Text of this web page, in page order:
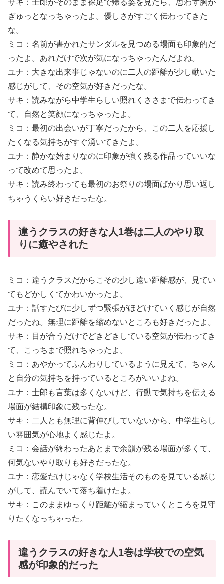
ぎゅっとなっちゃったよ。優しさがすごく伝わってきた
な。
ミコ：名前が書かれたサンダルを見つめる場面も印象的だ
ったよ。あれだけで次が気になっちゃったんだよね。
ユナ：大きな出来事じゃないのに二人の距離が少し動いた
感じがして、その空気が好きだったな。
サキ：読みながら中学生らしい照れくささまで伝わってき
て、自然と笑顔になっちゃったよ。
ミコ：最初の出会いが丁寧だったから、この二人を応援し
たくなる気持ちがすぐ湧いてきたよ。
ユナ：静かな始まりなのに印象が強く残る作品っていいな
って改めて思ったよ。
サキ：読み終わっても最初のお祭りの場面ばかり思い返し
ちゃうくらい好きだったな。
違うクラスの好きな人1巻は二人のやり取
りに癒やされた
ミコ：違うクラスだからこその少し遠い距離感が、見てい
てもどかしくてかわいかったよ。
ユナ：話すたびに少しずつ緊張がほどけていく感じが自然
だったね。無理に距離を縮めないところも好きだったよ。
サキ：目が合うだけでどきどきしている空気が伝わってき
て、こっちまで照れちゃったよ。
ミコ：あやかってふんわりしているように見えて、ちゃん
と自分の気持ちを持っているところがいいよね。
ユナ：士郎も言葉は多くないけど、行動で気持ちを伝える
場面が結構印象に残ったな。
サキ：二人とも無理に背伸びしていないから、中学生らし
い雰囲気が心地よく感じたよ。
ミコ：会話が終わったあとまで余韻が残る場面が多くて、
何気ないやり取りも好きだったな。
ユナ：恋愛だけじゃなく学校生活そのものを見ている感じ
がして、読んでいて落ち着けたよ。
サキ：このままゆっくり距離が縮まっていくところを見守
りたくなっちゃった。
違うクラスの好きな人1巻は学校での空気
感が印象的だった